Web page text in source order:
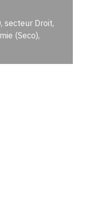
secteur Droit,
(Seco),